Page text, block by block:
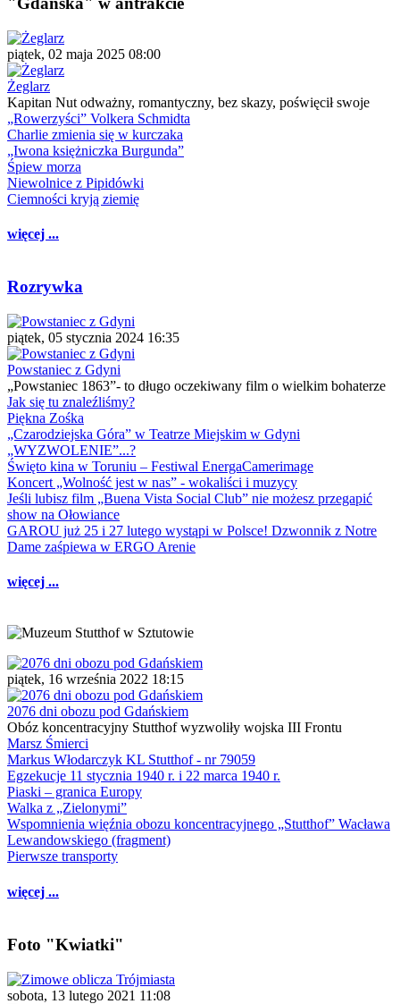
piątek, 02 maja 2025 08:00
Żeglarz
Kapitan Nut odważny, romantyczny, bez skazy, poświęcił swoje
„Rowerzyści” Volkera Schmidta
Charlie zmienia się w kurczaka
„Iwona księżniczka Burgunda”
Śpiew morza
Niewolnice z Pipidówki
Ciemności kryją ziemię
więcej ...
Rozrywka
piątek, 05 stycznia 2024 16:35
Powstaniec z Gdyni
„Powstaniec 1863”- to długo oczekiwany film o wielkim bohaterze
Jak się tu znaleźliśmy?
Piękna Zośka
„Czarodziejska Góra” w Teatrze Miejskim w Gdyni
„WYZWOLENIE”...?
Święto kina w Toruniu – Festiwal EnergaCamerimage
Koncert „Wolność jest w nas” - wokaliści i muzycy
Jeśli lubisz film „Buena Vista Social Club” nie możesz przegapić
show na Ołowiance
GAROU już 25 i 27 lutego wystąpi w Polsce! Dzwonnik z Notre
Dame zaśpiewa w ERGO Arenie
więcej ...
piątek, 16 września 2022 18:15
2076 dni obozu pod Gdańskiem
Obóz koncentracyjny Stutthof wyzwoliły wojska III Frontu
Marsz Śmierci
Markus Włodarczyk KL Stutthof - nr 79059
Egzekucje 11 stycznia 1940 r. i 22 marca 1940 r.
Piaski – granica Europy
Walka z „Zielonymi”
Wspomnienia więźnia obozu koncentracyjnego „Stutthof” Wacława
Lewandowskiego (fragment)
Pierwsze transporty
więcej ...
Foto "Kwiatki"
sobota, 13 lutego 2021 11:08